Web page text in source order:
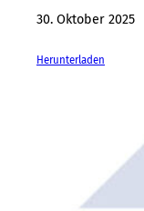
30. Oktober 2025
Herunterladen